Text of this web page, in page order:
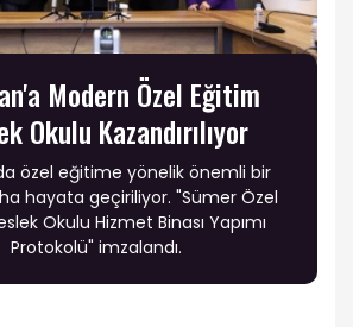
Modern Özel Eğitim
Okulu Kazandırılıyor
özel eğitime yönelik önemli bir
hayata geçiriliyor. "Sümer Özel
Okulu Hizmet Binası Yapımı
Protokolü" imzalandı.